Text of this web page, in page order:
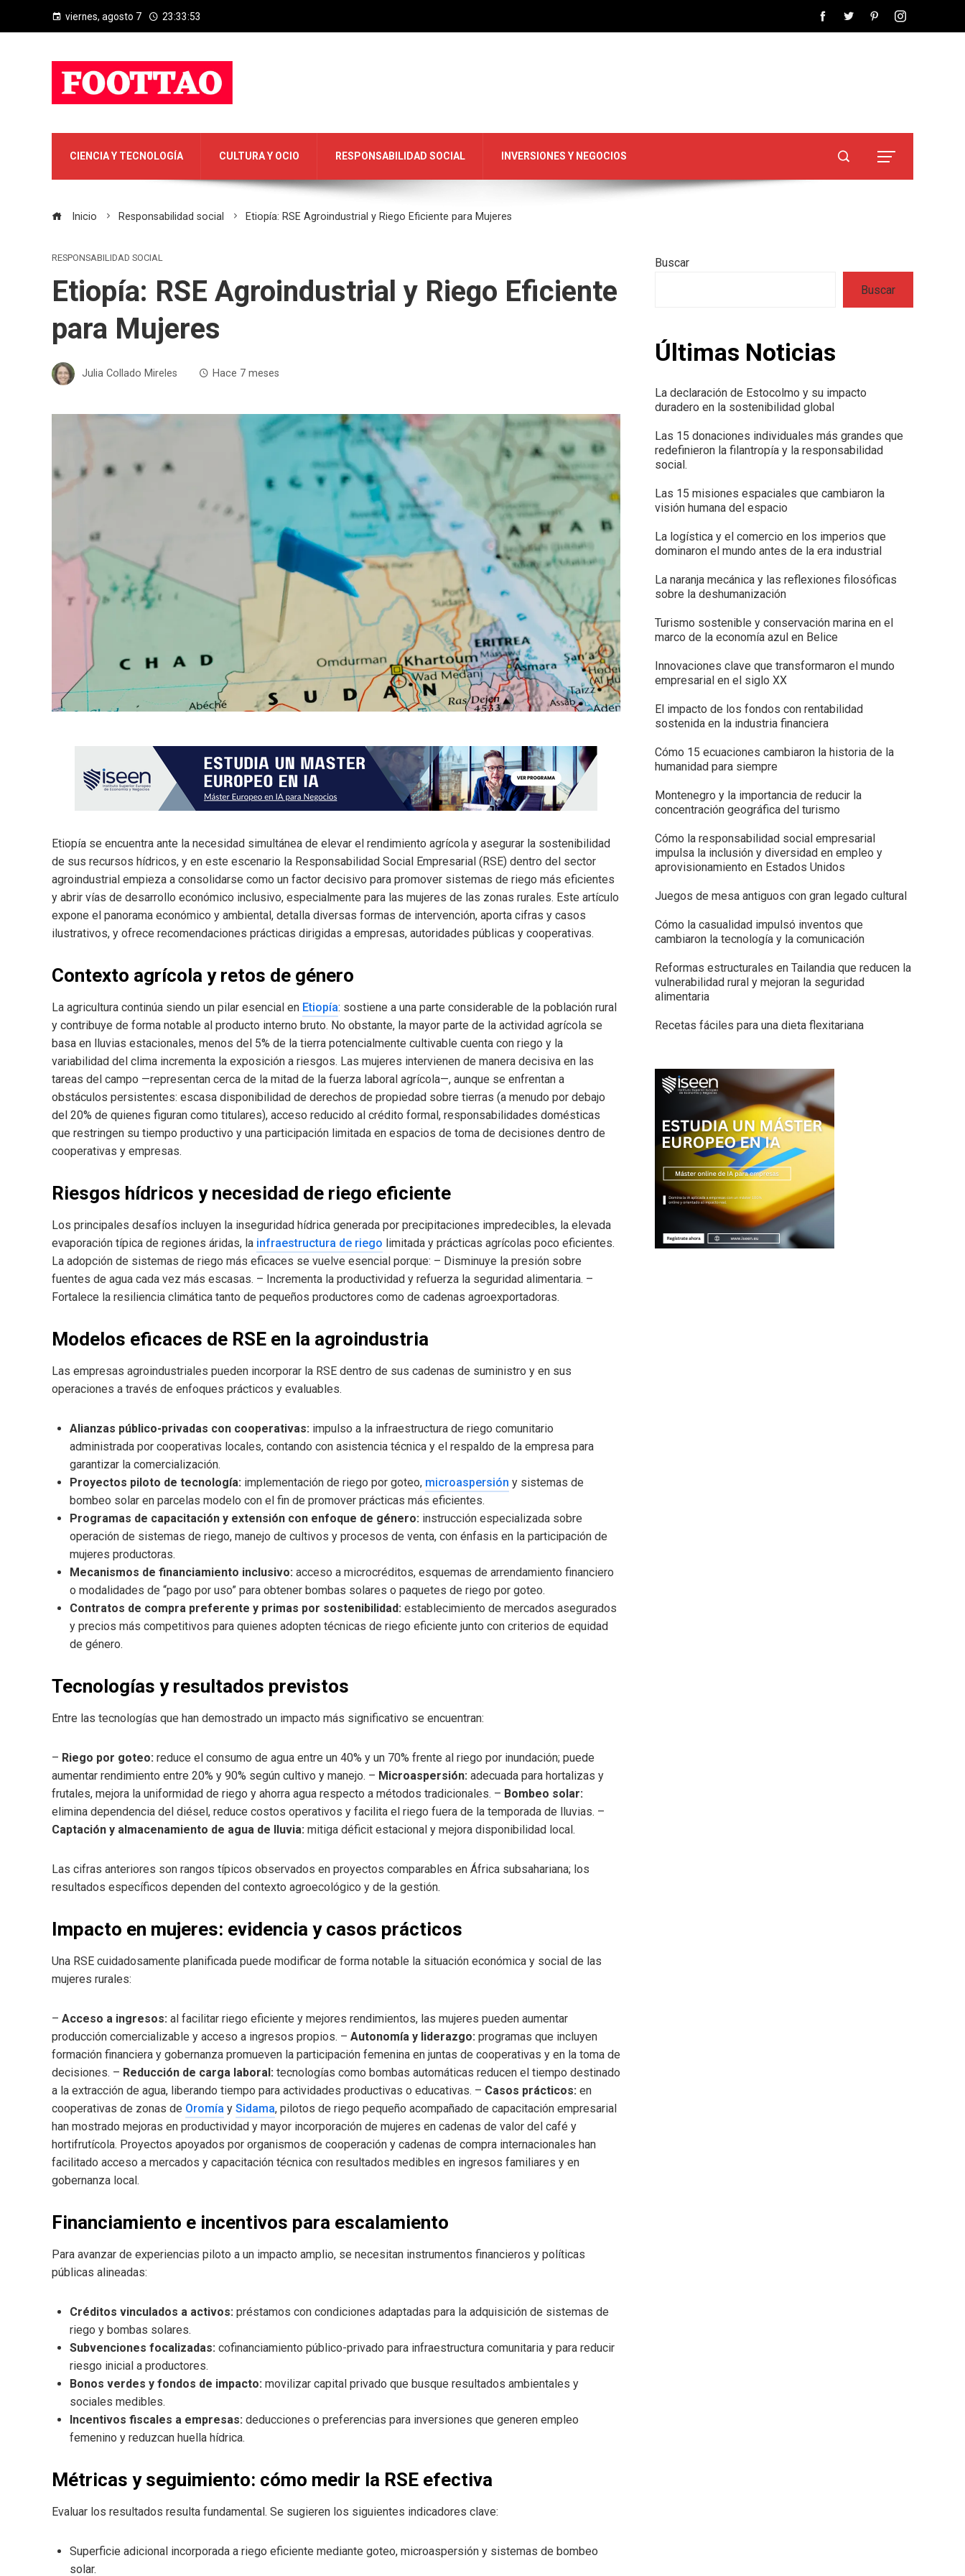
viernes, agosto 7 23:33:54
CIENCIA Y TECNOLOGÍA CULTURA Y OCIO RESPONSABILIDAD SOCIAL INVERSIONES Y NEGOCIOS
Inicio Responsabilidad social Etiopía: RSE Agroindustrial y Riego Eficiente para Mujeres
RESPONSABILIDAD SOCIAL
Etiopía: RSE Agroindustrial y Riego Eficiente
para Mujeres
Julia Collado Mireles Hace 7 meses
Etiopía se encuentra ante la necesidad simultánea de elevar el rendimiento agrícola y asegurar la sostenibilidad
de sus recursos hídricos, y en este escenario la Responsabilidad Social Empresarial (RSE) dentro del sector
agroindustrial empieza a consolidarse como un factor decisivo para promover sistemas de riego más eficientes
y abrir vías de desarrollo económico inclusivo, especialmente para las mujeres de las zonas rurales. Este artículo
expone el panorama económico y ambiental, detalla diversas formas de intervención, aporta cifras y casos
ilustrativos, y ofrece recomendaciones prácticas dirigidas a empresas, autoridades públicas y cooperativas.
Contexto agrícola y retos de género
La agricultura continúa siendo un pilar esencial en Etiopía: sostiene a una parte considerable de la población rural
y contribuye de forma notable al producto interno bruto. No obstante, la mayor parte de la actividad agrícola se
basa en lluvias estacionales, menos del 5% de la tierra potencialmente cultivable cuenta con riego y la
variabilidad del clima incrementa la exposición a riesgos. Las mujeres intervienen de manera decisiva en las
tareas del campo —representan cerca de la mitad de la fuerza laboral agrícola—, aunque se enfrentan a
obstáculos persistentes: escasa disponibilidad de derechos de propiedad sobre tierras (a menudo por debajo
del 20% de quienes figuran como titulares), acceso reducido al crédito formal, responsabilidades domésticas
que restringen su tiempo productivo y una participación limitada en espacios de toma de decisiones dentro de
cooperativas y empresas.
Riesgos hídricos y necesidad de riego eficiente
Los principales desafíos incluyen la inseguridad hídrica generada por precipitaciones impredecibles, la elevada
evaporación típica de regiones áridas, la infraestructura de riego limitada y prácticas agrícolas poco eficientes.
La adopción de sistemas de riego más eficaces se vuelve esencial porque: – Disminuye la presión sobre
fuentes de agua cada vez más escasas. – Incrementa la productividad y refuerza la seguridad alimentaria. –
Fortalece la resiliencia climática tanto de pequeños productores como de cadenas agroexportadoras.
Modelos eficaces de RSE en la agroindustria
Las empresas agroindustriales pueden incorporar la RSE dentro de sus cadenas de suministro y en sus
operaciones a través de enfoques prácticos y evaluables.
Alianzas público-privadas con cooperativas: impulso a la infraestructura de riego comunitario
administrada por cooperativas locales, contando con asistencia técnica y el respaldo de la empresa para
garantizar la comercialización.
Proyectos piloto de tecnología: implementación de riego por goteo, microaspersión y sistemas de
bombeo solar en parcelas modelo con el fin de promover prácticas más eficientes.
Programas de capacitación y extensión con enfoque de género: instrucción especializada sobre
operación de sistemas de riego, manejo de cultivos y procesos de venta, con énfasis en la participación de
mujeres productoras.
Mecanismos de financiamiento inclusivo: acceso a microcréditos, esquemas de arrendamiento financiero
o modalidades de “pago por uso” para obtener bombas solares o paquetes de riego por goteo.
Contratos de compra preferente y primas por sostenibilidad: establecimiento de mercados asegurados
y precios más competitivos para quienes adopten técnicas de riego eficiente junto con criterios de equidad
de género.
Tecnologías y resultados previstos
Entre las tecnologías que han demostrado un impacto más significativo se encuentran:
– Riego por goteo: reduce el consumo de agua entre un 40% y un 70% frente al riego por inundación; puede
aumentar rendimiento entre 20% y 90% según cultivo y manejo. – Microaspersión: adecuada para hortalizas y
frutales, mejora la uniformidad de riego y ahorra agua respecto a métodos tradicionales. – Bombeo solar:
elimina dependencia del diésel, reduce costos operativos y facilita el riego fuera de la temporada de lluvias. –
Captación y almacenamiento de agua de lluvia: mitiga déficit estacional y mejora disponibilidad local.
Las cifras anteriores son rangos típicos observados en proyectos comparables en África subsahariana; los
resultados específicos dependen del contexto agroecológico y de la gestión.
Impacto en mujeres: evidencia y casos prácticos
Una RSE cuidadosamente planificada puede modificar de forma notable la situación económica y social de las
mujeres rurales:
– Acceso a ingresos: al facilitar riego eficiente y mejores rendimientos, las mujeres pueden aumentar
producción comercializable y acceso a ingresos propios. – Autonomía y liderazgo: programas que incluyen
formación financiera y gobernanza promueven la participación femenina en juntas de cooperativas y en la toma de
decisiones. – Reducción de carga laboral: tecnologías como bombas automáticas reducen el tiempo destinado
a la extracción de agua, liberando tiempo para actividades productivas o educativas. – Casos prácticos: en
cooperativas de zonas de Oromía y Sidama, pilotos de riego pequeño acompañado de capacitación empresarial
han mostrado mejoras en productividad y mayor incorporación de mujeres en cadenas de valor del café y
hortifrutícola. Proyectos apoyados por organismos de cooperación y cadenas de compra internacionales han
facilitado acceso a mercados y capacitación técnica con resultados medibles en ingresos familiares y en
gobernanza local.
Financiamiento e incentivos para escalamiento
Para avanzar de experiencias piloto a un impacto amplio, se necesitan instrumentos financieros y políticas
públicas alineadas:
Créditos vinculados a activos: préstamos con condiciones adaptadas para la adquisición de sistemas de
riego y bombas solares.
Subvenciones focalizadas: cofinanciamiento público-privado para infraestructura comunitaria y para reducir
riesgo inicial a productores.
Bonos verdes y fondos de impacto: movilizar capital privado que busque resultados ambientales y
sociales medibles.
Incentivos fiscales a empresas: deducciones o preferencias para inversiones que generen empleo
femenino y reduzcan huella hídrica.
Métricas y seguimiento: cómo medir la RSE efectiva
Evaluar los resultados resulta fundamental. Se sugieren los siguientes indicadores clave:
Superficie adicional incorporada a riego eficiente mediante goteo, microaspersión y sistemas de bombeo
solar.
Buscar
Buscar
Últimas Noticias
La declaración de Estocolmo y su impacto
duradero en la sostenibilidad global
Las 15 donaciones individuales más grandes que
redefinieron la filantropía y la responsabilidad
social.
Las 15 misiones espaciales que cambiaron la
visión humana del espacio
La logística y el comercio en los imperios que
dominaron el mundo antes de la era industrial
La naranja mecánica y las reflexiones filosóficas
sobre la deshumanización
Turismo sostenible y conservación marina en el
marco de la economía azul en Belice
Innovaciones clave que transformaron el mundo
empresarial en el siglo XX
El impacto de los fondos con rentabilidad
sostenida en la industria financiera
Cómo 15 ecuaciones cambiaron la historia de la
humanidad para siempre
Montenegro y la importancia de reducir la
concentración geográfica del turismo
Cómo la responsabilidad social empresarial
impulsa la inclusión y diversidad en empleo y
aprovisionamiento en Estados Unidos
Juegos de mesa antiguos con gran legado cultural
Cómo la casualidad impulsó inventos que
cambiaron la tecnología y la comunicación
Reformas estructurales en Tailandia que reducen la
vulnerabilidad rural y mejoran la seguridad
alimentaria
Recetas fáciles para una dieta flexitariana